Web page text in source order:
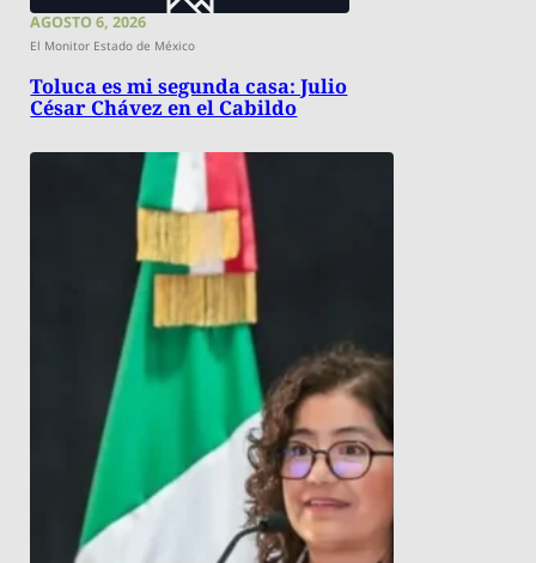
AGOSTO 6, 2026
El Monitor Estado de México
Toluca es mi segunda casa: Julio
César Chávez en el Cabildo